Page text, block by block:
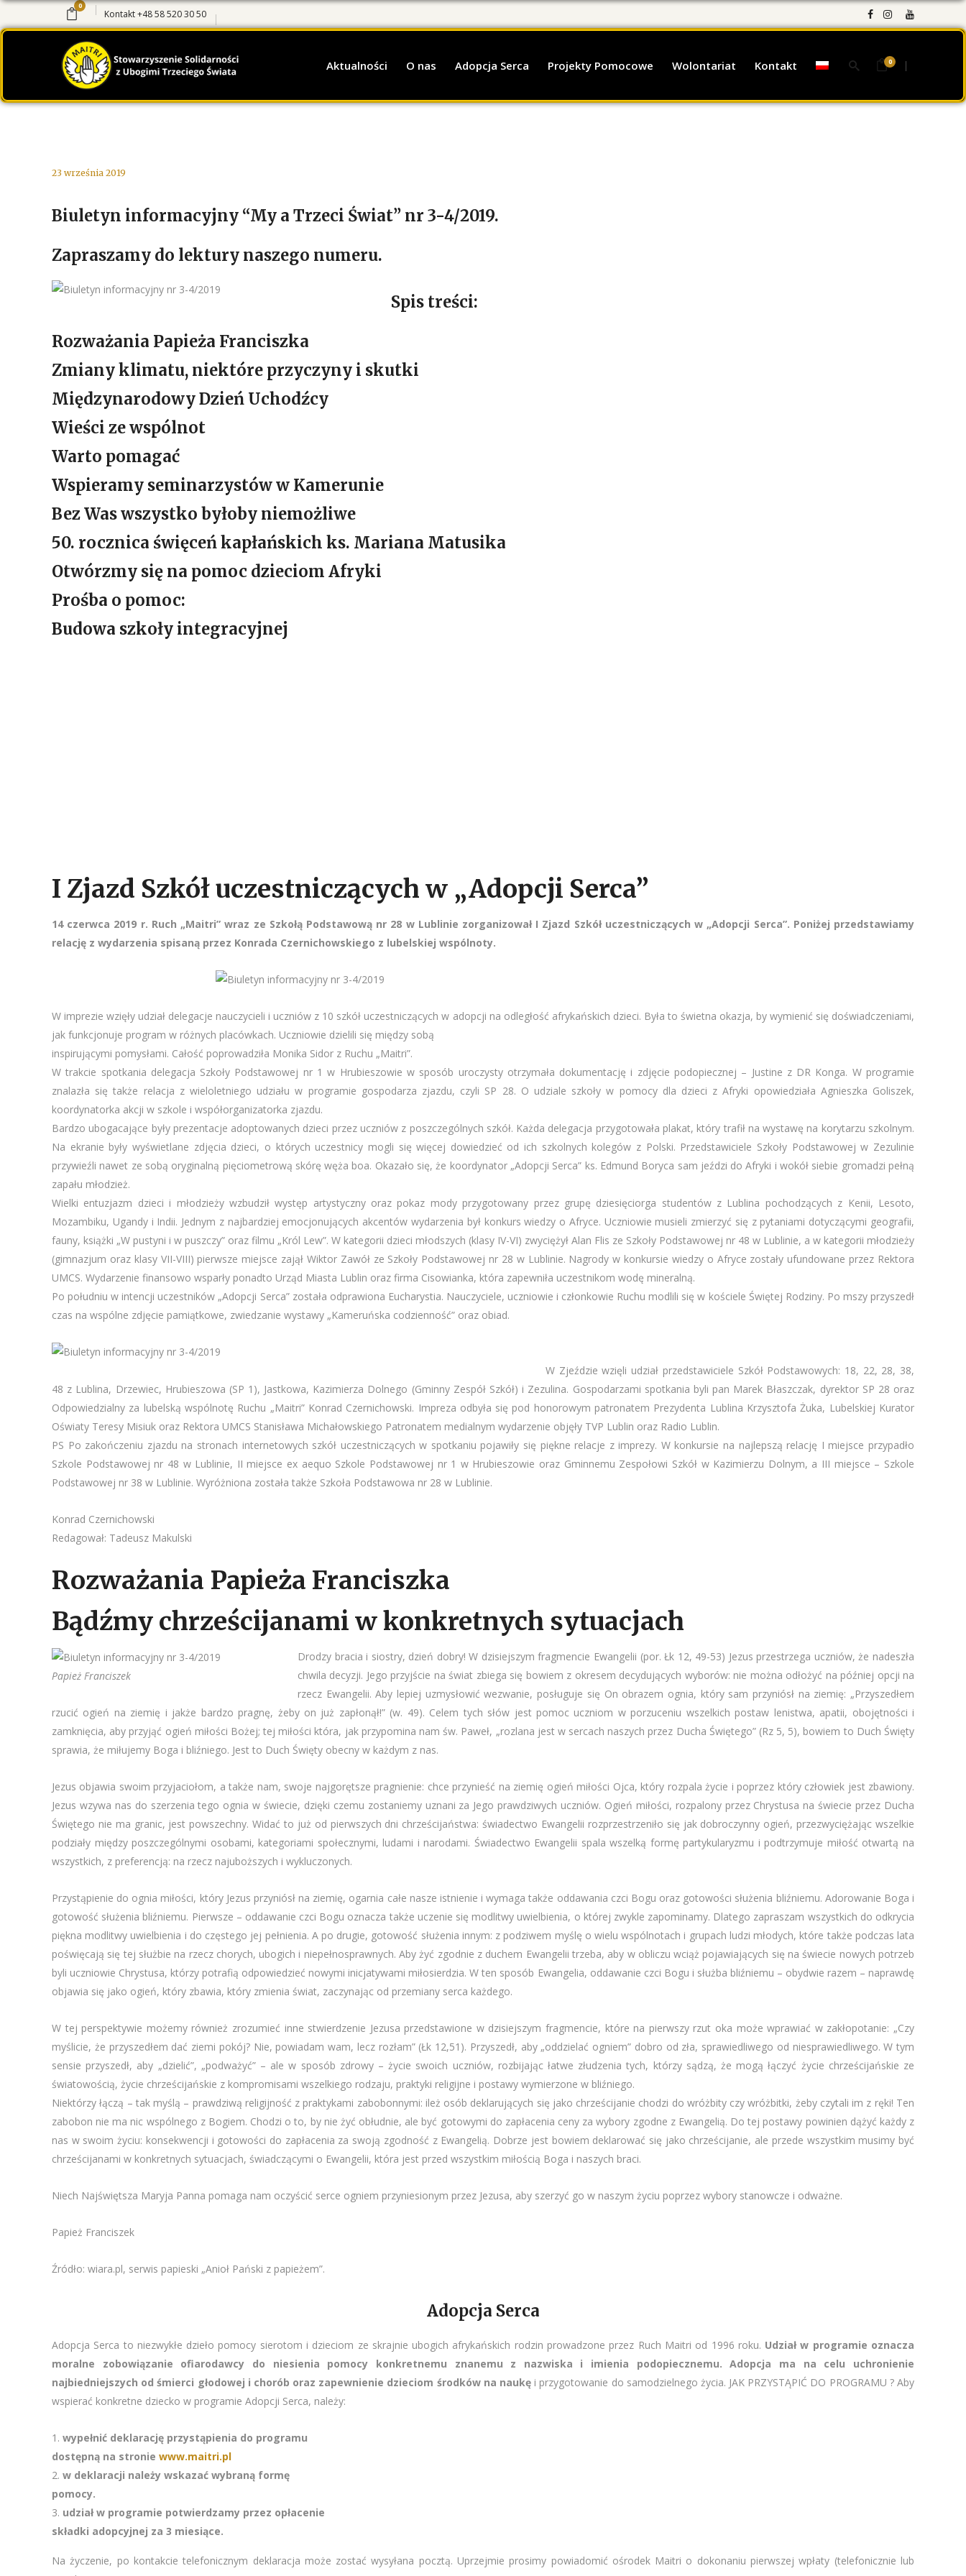
Kontakt+48 58 520 30 50
0
Aktualności O nas Adopcja Serca Projekty Pomocowe Wolontariat Kontakt 0
23 września 2019
Biuletyn informacyjny “My a Trzeci Świat” nr 3-4/2019.
Zapraszamy do lektury naszego numeru.
Spis treści:
Rozważania Papieża Franciszka
Zmiany klimatu, niektóre przyczyny i skutki
Międzynarodowy Dzień Uchodźcy
Wieści ze wspólnot
Warto pomagać
Wspieramy seminarzystów w Kamerunie
Bez Was wszystko byłoby niemożliwe
50. rocznica święceń kapłańskich ks. Mariana Matusika
Otwórzmy się na pomoc dzieciom Afryki
Prośba o pomoc:
Budowa szkoły integracyjnej
I Zjazd Szkół uczestniczących w „Adopcji Serca”
14 czerwca 2019 r. Ruch „Maitri” wraz ze Szkołą Podstawową nr 28 w Lublinie zorganizował I Zjazd Szkół uczestniczących w „Adopcji Serca”. Poniżej przedstawiamy
relację z wydarzenia spisaną przez Konrada Czernichowskiego z lubelskiej wspólnoty.
W imprezie wzięły udział delegacje nauczycieli i uczniów z 10 szkół uczestniczących w adopcji na odległość afrykańskich dzieci. Była to świetna okazja, by wymienić się doświadczeniami,
jak funkcjonuje program w różnych placówkach. Uczniowie dzielili się między sobą
inspirującymi pomysłami. Całość poprowadziła Monika Sidor z Ruchu „Maitri”.
W trakcie spotkania delegacja Szkoły Podstawowej nr 1 w Hrubieszowie w sposób uroczysty otrzymała dokumentację i zdjęcie podopiecznej – Justine z DR Konga. W programie
znalazła się także relacja z wieloletniego udziału w programie gospodarza zjazdu, czyli SP 28. O udziale szkoły w pomocy dla dzieci z Afryki opowiedziała Agnieszka Goliszek,
koordynatorka akcji w szkole i współorganizatorka zjazdu.
Bardzo ubogacające były prezentacje adoptowanych dzieci przez uczniów z poszczególnych szkół. Każda delegacja przygotowała plakat, który trafił na wystawę na korytarzu szkolnym.
Na ekranie były wyświetlane zdjęcia dzieci, o których uczestnicy mogli się więcej dowiedzieć od ich szkolnych kolegów z Polski. Przedstawiciele Szkoły Podstawowej w Zezulinie
przywieźli nawet ze sobą oryginalną pięciometrową skórę węża boa. Okazało się, że koordynator „Adopcji Serca” ks. Edmund Boryca sam jeździ do Afryki i wokół siebie gromadzi pełną
zapału młodzież.
Wielki entuzjazm dzieci i młodzieży wzbudził występ artystyczny oraz pokaz mody przygotowany przez grupę dziesięciorga studentów z Lublina pochodzących z Kenii, Lesoto,
Mozambiku, Ugandy i Indii. Jednym z najbardziej emocjonujących akcentów wydarzenia był konkurs wiedzy o Afryce. Uczniowie musieli zmierzyć się z pytaniami dotyczącymi geografii,
fauny, książki „W pustyni i w puszczy” oraz filmu „Król Lew”. W kategorii dzieci młodszych (klasy IV-VI) zwyciężył Alan Flis ze Szkoły Podstawowej nr 48 w Lublinie, a w kategorii młodzieży
(gimnazjum oraz klasy VII-VIII) pierwsze miejsce zajął Wiktor Zawół ze Szkoły Podstawowej nr 28 w Lublinie. Nagrody w konkursie wiedzy o Afryce zostały ufundowane przez Rektora
UMCS. Wydarzenie finansowo wsparły ponadto Urząd Miasta Lublin oraz firma Cisowianka, która zapewniła uczestnikom wodę mineralną.
Po południu w intencji uczestników „Adopcji Serca” została odprawiona Eucharystia. Nauczyciele, uczniowie i członkowie Ruchu modlili się w kościele Świętej Rodziny. Po mszy przyszedł
czas na wspólne zdjęcie pamiątkowe, zwiedzanie wystawy „Kameruńska codzienność” oraz obiad.
W Zjeździe wzięli udział przedstawiciele Szkół Podstawowych: 18, 22, 28, 38,
48 z Lublina, Drzewiec, Hrubieszowa (SP 1), Jastkowa, Kazimierza Dolnego (Gminny Zespół Szkół) i Zezulina. Gospodarzami spotkania byli pan Marek Błaszczak, dyrektor SP 28 oraz
Odpowiedzialny za lubelską wspólnotę Ruchu „Maitri” Konrad Czernichowski. Impreza odbyła się pod honorowym patronatem Prezydenta Lublina Krzysztofa Żuka, Lubelskiej Kurator
Oświaty Teresy Misiuk oraz Rektora UMCS Stanisława Michałowskiego Patronatem medialnym wydarzenie objęły TVP Lublin oraz Radio Lublin.
PS Po zakończeniu zjazdu na stronach internetowych szkół uczestniczących w spotkaniu pojawiły się piękne relacje z imprezy. W konkursie na najlepszą relację I miejsce przypadło
Szkole Podstawowej nr 48 w Lublinie, II miejsce ex aequo Szkole Podstawowej nr 1 w Hrubieszowie oraz Gminnemu Zespołowi Szkół w Kazimierzu Dolnym, a III miejsce – Szkole
Podstawowej nr 38 w Lublinie. Wyróżniona została także Szkoła Podstawowa nr 28 w Lublinie.
Konrad Czernichowski
Redagował: Tadeusz Makulski
Rozważania Papieża Franciszka
Bądźmy chrześcijanami w konkretnych sytuacjach
Papież Franciszek
Drodzy bracia i siostry, dzień dobry! W dzisiejszym fragmencie Ewangelii (por. Łk 12, 49-53) Jezus przestrzega uczniów, że nadeszła
chwila decyzji. Jego przyjście na świat zbiega się bowiem z okresem decydujących wyborów: nie można odłożyć na później opcji na
rzecz Ewangelii. Aby lepiej uzmysłowić wezwanie, posługuje się On obrazem ognia, który sam przyniósł na ziemię: „Przyszedłem
rzucić ogień na ziemię i jakże bardzo pragnę, żeby on już zapłonął!” (w. 49). Celem tych słów jest pomoc uczniom w porzuceniu wszelkich postaw lenistwa, apatii, obojętności i
zamknięcia, aby przyjąć ogień miłości Bożej; tej miłości która, jak przypomina nam św. Paweł, „rozlana jest w sercach naszych przez Ducha Świętego” (Rz 5, 5), bowiem to Duch Święty
sprawia, że miłujemy Boga i bliźniego. Jest to Duch Święty obecny w każdym z nas.
Jezus objawia swoim przyjaciołom, a także nam, swoje najgorętsze pragnienie: chce przynieść na ziemię ogień miłości Ojca, który rozpala życie i poprzez który człowiek jest zbawiony.
Jezus wzywa nas do szerzenia tego ognia w świecie, dzięki czemu zostaniemy uznani za Jego prawdziwych uczniów. Ogień miłości, rozpalony przez Chrystusa na świecie przez Ducha
Świętego nie ma granic, jest powszechny. Widać to już od pierwszych dni chrześcijaństwa: świadectwo Ewangelii rozprzestrzeniło się jak dobroczynny ogień, przezwyciężając wszelkie
podziały między poszczególnymi osobami, kategoriami społecznymi, ludami i narodami. Świadectwo Ewangelii spala wszelką formę partykularyzmu i podtrzymuje miłość otwartą na
wszystkich, z preferencją: na rzecz najuboższych i wykluczonych.
Przystąpienie do ognia miłości, który Jezus przyniósł na ziemię, ogarnia całe nasze istnienie i wymaga także oddawania czci Bogu oraz gotowości służenia bliźniemu. Adorowanie Boga i
gotowość służenia bliźniemu. Pierwsze – oddawanie czci Bogu oznacza także uczenie się modlitwy uwielbienia, o której zwykle zapominamy. Dlatego zapraszam wszystkich do odkrycia
piękna modlitwy uwielbienia i do częstego jej pełnienia. A po drugie, gotowość służenia innym: z podziwem myślę o wielu wspólnotach i grupach ludzi młodych, które także podczas lata
poświęcają się tej służbie na rzecz chorych, ubogich i niepełnosprawnych. Aby żyć zgodnie z duchem Ewangelii trzeba, aby w obliczu wciąż pojawiających się na świecie nowych potrzeb
byli uczniowie Chrystusa, którzy potrafią odpowiedzieć nowymi inicjatywami miłosierdzia. W ten sposób Ewangelia, oddawanie czci Bogu i służba bliźniemu – obydwie razem – naprawdę
objawia się jako ogień, który zbawia, który zmienia świat, zaczynając od przemiany serca każdego.
W tej perspektywie możemy również zrozumieć inne stwierdzenie Jezusa przedstawione w dzisiejszym fragmencie, które na pierwszy rzut oka może wprawiać w zakłopotanie: „Czy
myślicie, że przyszedłem dać ziemi pokój? Nie, powiadam wam, lecz rozłam” (Łk 12,51). Przyszedł, aby „oddzielać ogniem” dobro od zła, sprawiedliwego od niesprawiedliwego. W tym
sensie przyszedł, aby „dzielić”, „podważyć” – ale w sposób zdrowy – życie swoich uczniów, rozbijając łatwe złudzenia tych, którzy sądzą, że mogą łączyć życie chrześcijańskie ze
światowością, życie chrześcijańskie z kompromisami wszelkiego rodzaju, praktyki religijne i postawy wymierzone w bliźniego.
Niektórzy łączą – tak myślą – prawdziwą religijność z praktykami zabobonnymi: ileż osób deklarujących się jako chrześcijanie chodzi do wróżbity czy wróżbitki, żeby czytali im z ręki! Ten
zabobon nie ma nic wspólnego z Bogiem. Chodzi o to, by nie żyć obłudnie, ale być gotowymi do zapłacenia ceny za wybory zgodne z Ewangelią. Do tej postawy powinien dążyć każdy z
nas w swoim życiu: konsekwencji i gotowości do zapłacenia za swoją zgodność z Ewangelią. Dobrze jest bowiem deklarować się jako chrześcijanie, ale przede wszystkim musimy być
chrześcijanami w konkretnych sytuacjach, świadczącymi o Ewangelii, która jest przed wszystkim miłością Boga i naszych braci.
Niech Najświętsza Maryja Panna pomaga nam oczyścić serce ogniem przyniesionym przez Jezusa, aby szerzyć go w naszym życiu poprzez wybory stanowcze i odważne.
Papież Franciszek
Źródło: wiara.pl, serwis papieski „Anioł Pański z papieżem”.
Adopcja Serca
Adopcja Serca to niezwykłe dzieło pomocy sierotom i dzieciom ze skrajnie ubogich afrykańskich rodzin prowadzone przez Ruch Maitri od 1996 roku. Udział w programie oznacza
moralne zobowiązanie ofiarodawcy do niesienia pomocy konkretnemu znanemu z nazwiska i imienia podopiecznemu. Adopcja ma na celu uchronienie
najbiedniejszych od śmierci głodowej i chorób oraz zapewnienie dzieciom środków na naukę i przygotowanie do samodzielnego życia. JAK PRZYSTĄPIĆ DO PROGRAMU ? Aby
wspierać konkretne dziecko w programie Adopcji Serca, należy:
wypełnić deklarację przystąpienia do programu
dostępną na stronie www.maitri.pl
w deklaracji należy wskazać wybraną formę
pomocy.
udział w programie potwierdzamy przez opłacenie
składki adopcyjnej za 3 miesiące.
Na życzenie, po kontakcie telefonicznym deklaracja może zostać wysyłana pocztą. Uprzejmie prosimy powiadomić ośrodek Maitri o dokonaniu pierwszej wpłaty (telefonicznie lub